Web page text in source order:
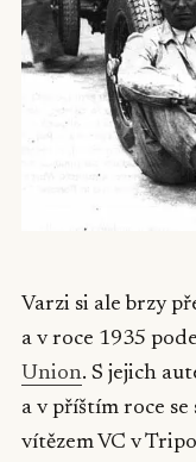
Varzi si ale brzy
a v roce 1935
Union. S jejich
a v příštím roce
vítězem VC v